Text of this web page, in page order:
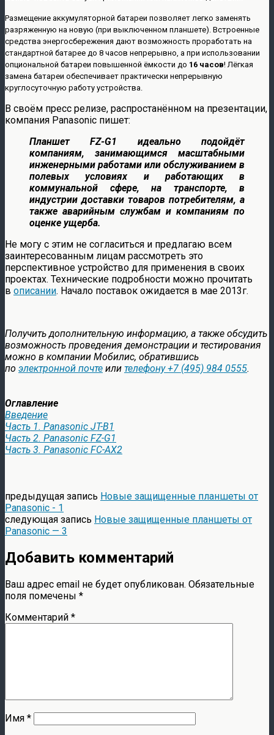
Размещение аккумуляторной батареи позволяет легко заменять
разряженную на новую (при выключенном планшете). Встроенные
средства энергосбережения дают возможность проработать на
стандартной батарее до 8 часов непрерывно, а при использовании
опциональной батареи повышенной ёмкости до 16 часов! Лёгкая
замена батареи обеспечивает практически непрерывную
круглосуточную работу устройства.
В своём пресс релизе, распростанённом на презентации,
компания Panasonic пишет:
Планшет FZ-G1 идеально подойдёт
компаниям, занимающимся масштабными
инженерными работами или обслуживанием в
полевых условиях и работающих в
коммунальной сфере, на транспорте, в
индустрии доставки товаров потребителям, а
также аварийным службам и компаниям по
оценке ущерба.
Не могу с этим не согласиться и предлагаю всем
заинтересованным лицам рассмотреть это
перспективное устройство для применения в своих
проектах. Технические подробности можно прочитать
в описании. Начало поставок ожидается в мае 2013г.
Получить дополнительную информацию, а также обсудить
возможность проведения демонстрации и тестирования
можно в компании Мобилис, обратившись
по электронной почте или телефону +7 (495) 984 0555.
Оглавление
Введение
Часть 1. Panasonic JT-B1
Часть 2. Panasonic FZ-G1
Часть 3. Panasonic FC-AX2
предыдущая запись Новые защищенные планшеты от
Panasonic - 1
следующая запись Новые защищенные планшеты от
Panasonic — 3
Добавить комментарий
Ваш адрес email не будет опубликован. Обязательные
поля помечены *
Комментарий *
Имя *